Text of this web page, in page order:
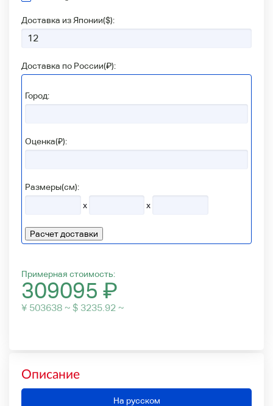
Доставка из Японии($):
Доставка по России(₽):
Город:
Оценка(₽):
Размеры(см):
x
x
Расчет доставки
Примерная стоимость:
309095 ₽
¥ 503638 ~ $ 3235.92 ~
Описание
На русском